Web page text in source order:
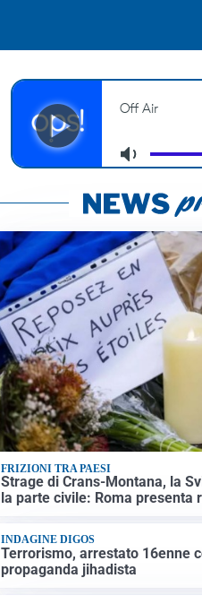
FRIZIONI TRA PAESI
Strage di Crans-Montana, la
la parte civile: Roma presenta
INDAGINE DIGOS
Terrorismo, arrestato 16enne
propaganda jihadista